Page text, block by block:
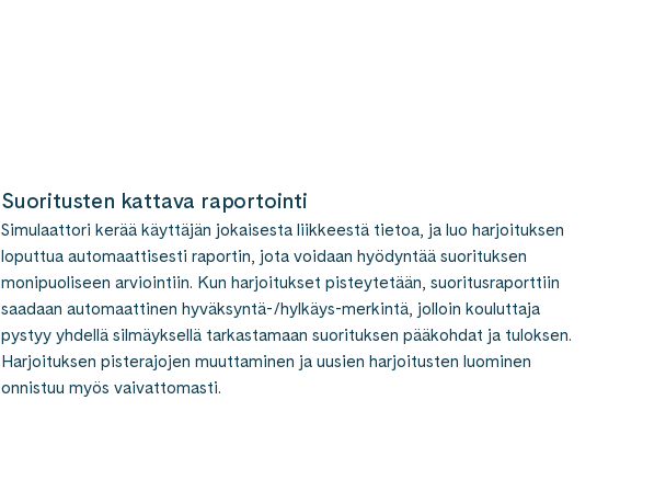
Suoritusten kattava raportointi
Simulaattori kerää käyttäjän jokaisesta liikkeestä tietoa, ja luo harjoituksen
loputtua automaattisesti raportin, jota voidaan hyödyntää suorituksen
monipuoliseen arviointiin. Kun harjoitukset pisteytetään, suoritusraporttiin
saadaan automaattinen hyväksyntä-/hylkäys-merkintä, jolloin kouluttaja
pystyy yhdellä silmäyksellä tarkastamaan suorituksen pääkohdat ja tuloksen.
Harjoituksen pisterajojen muuttaminen ja uusien harjoitusten luominen
onnistuu myös vaivattomasti.